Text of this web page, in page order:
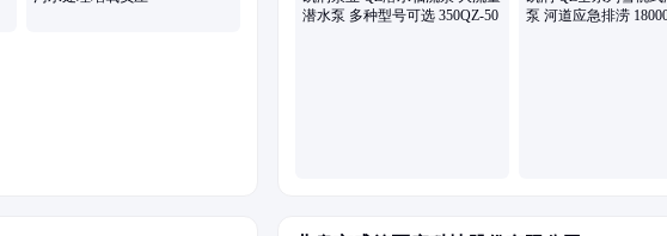
潜水泵 多种型号可选 350QZ-50
泵 河道应急排涝